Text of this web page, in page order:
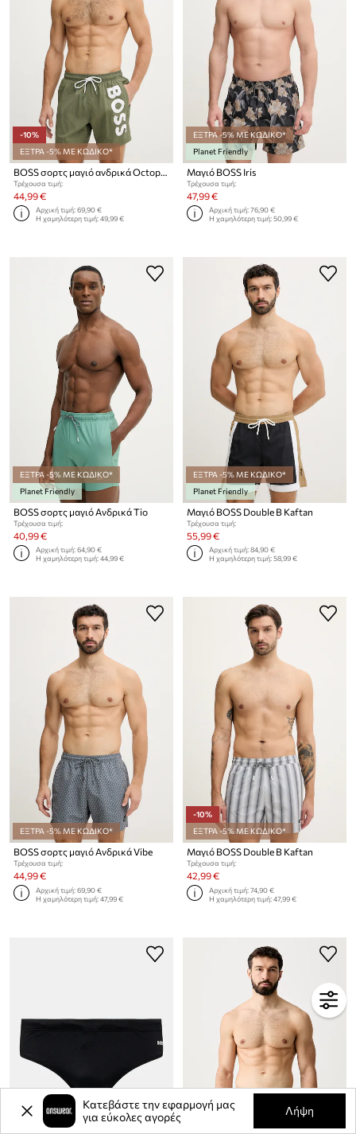
-10%
ΕΞΤΡΑ -5% ΜΕ ΚΩΔΙΚΟ*
Τρέχουσα τιμή:
44,99 €
Αρχική τιμή:69,90 €
Η χαμηλότερη τιμή:49,99 €
ΕΞΤΡΑ -5% ΜΕ ΚΩΔΙΚΟ*
Planet Friendly
Μαγιό BOSS Iris
Τρέχουσα τιμή:
47,99 €
Αρχική τιμή:76,90 €
Η χαμηλότερη τιμή:50,99 €
ΕΞΤΡΑ -5% ΜΕ ΚΩΔΙΚΟ*
Planet Friendly
BOSS σορτς μαγιό Ανδρικά Tio
Τρέχουσα τιμή:
40,99 €
Αρχική τιμή:64,90 €
Η χαμηλότερη τιμή:44,99 €
ΕΞΤΡΑ -5% ΜΕ ΚΩΔΙΚΟ*
Planet Friendly
Μαγιό BOSS Double B Kaftan
Τρέχουσα τιμή:
55,99 €
Αρχική τιμή:84,90 €
Η χαμηλότερη τιμή:58,99 €
ΕΞΤΡΑ -5% ΜΕ ΚΩΔΙΚΟ*
BOSS σορτς μαγιό Ανδρικά Vibe
Τρέχουσα τιμή:
44,99 €
Αρχική τιμή:69,90 €
Η χαμηλότερη τιμή:47,99 €
-10%
ΕΞΤΡΑ -5% ΜΕ ΚΩΔΙΚΟ*
Μαγιό BOSS Double B Kaftan
Τρέχουσα τιμή:
42,99 €
Αρχική τιμή:74,90 €
Η χαμηλότερη τιμή:47,99 €
Κατεβάστε την εφαρμογή μας
για εύκολες αγορές
Λήψη